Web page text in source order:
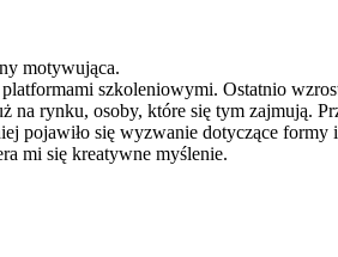
motywująca.
szkoleniowymi. Ostatnio
na rynku, osoby, które się tym zajmują.
pojawiło się wyzwanie dotyczące
mi się kreatywne myślenie.